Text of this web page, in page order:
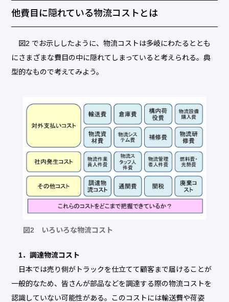
他費目に隠れている物流コストとは
図2 でお示ししたように、物流コストは多岐にわたるととも
にさまざまな費目の中に隠れてしまっていると考えられる。典
型的なもので考えてみよう。
図2 いろいろな物流コスト
1．調達物流コスト
日本では売り側がトラックを仕立てて顧客まで届けることが
一般的なため、皆さんが部品などを調達する際の物流コストを
認識していない可能性がある。このコストには輸送費や荷姿